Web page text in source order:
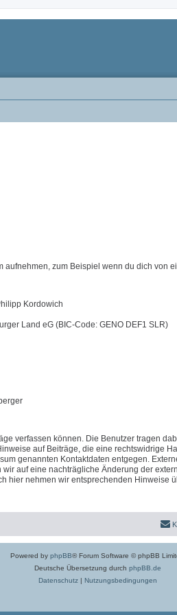
aufnehmen, zum Beispiel wenn du dich von
Kordowich
Land eG (BIC-Code: GENO DEF1 SLR)
verfassen können. Die Benutzer tragen
auf Beiträge, die eine rechtswidrige
genannten Kontaktdaten entgegen.
auf eine nachträgliche Änderung der
hier nehmen wir entsprechenden Hinweise
Powered by phpBB® Forum Software © phpBB
Deutsche Übersetzung durch phpBB.de
Datenschutz| Nutzungsbedingungen